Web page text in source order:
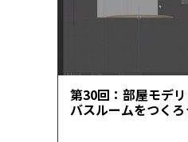
第30回：部屋モデ
バスルームをつく